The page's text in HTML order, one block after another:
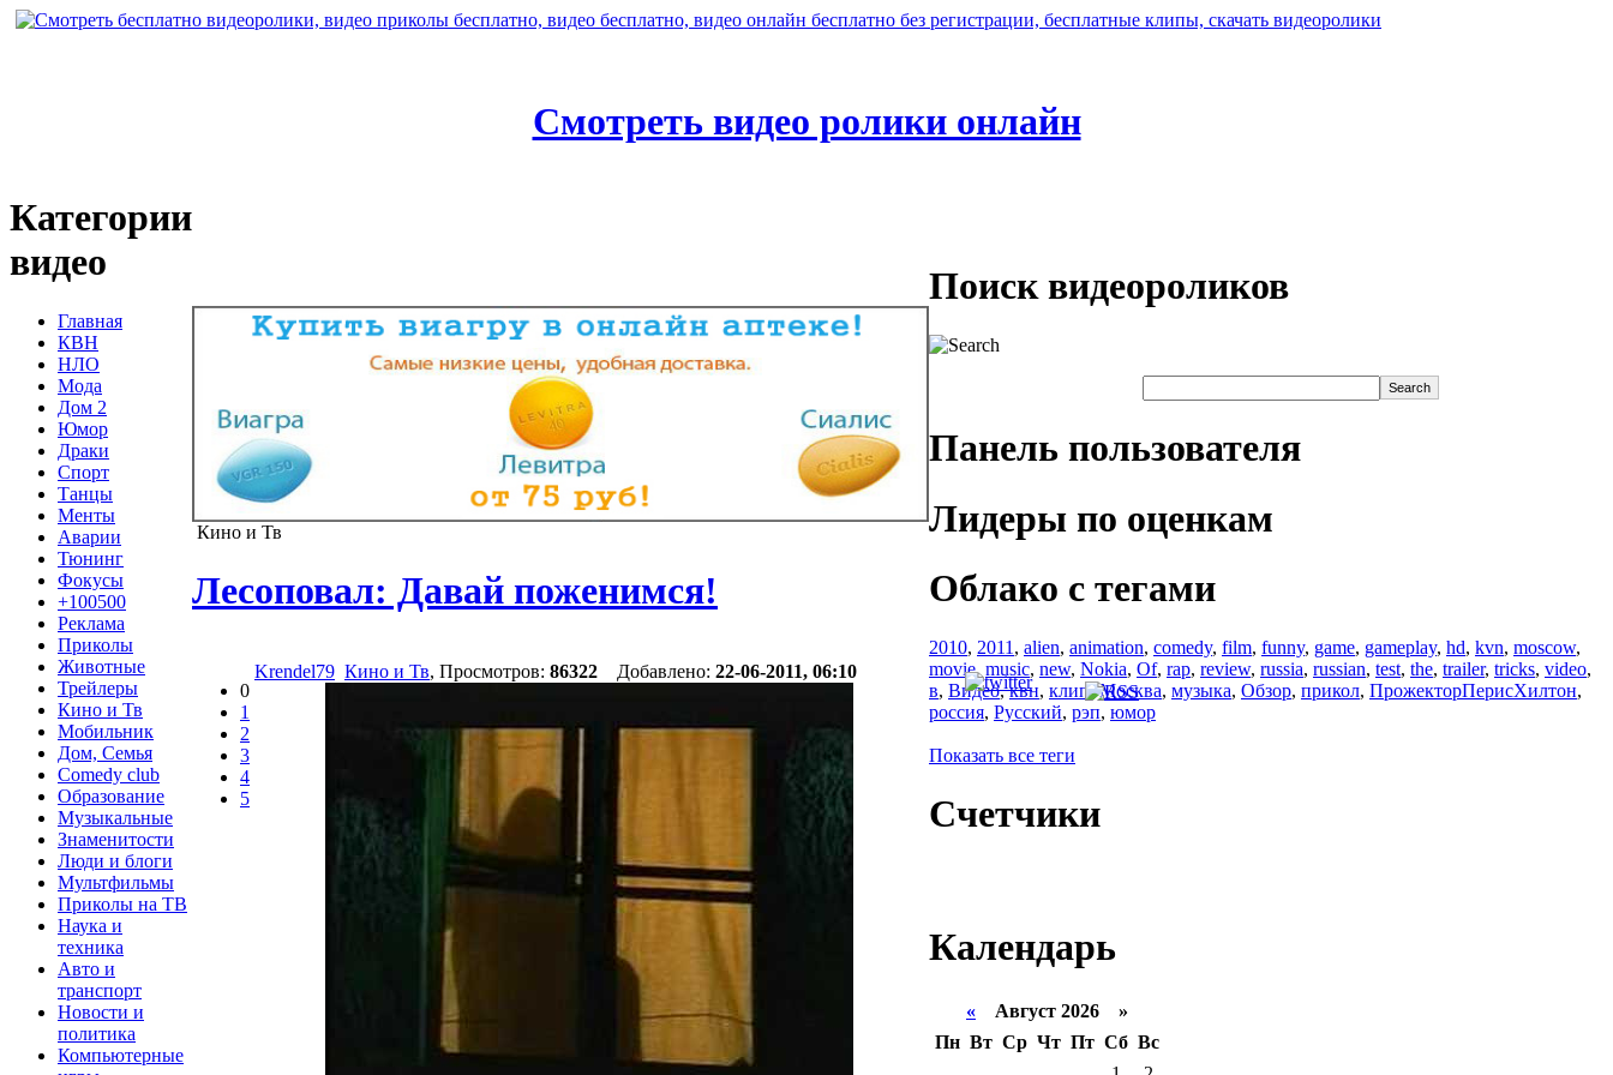
Смотреть видео ролики онлайн
Категории
видео
Главная
КВН
НЛО
Мода
Дом 2
Юмор
Драки
Спорт
Танцы
Менты
Аварии
Тюнинг
Фокусы
+100500
Реклама
Приколы
Животные
Трейлеры
Кино и Тв
Мобильник
Дом, Семья
Comedy club
Образование
Музыкальные
Знаменитости
Люди и блоги
Мультфильмы
Приколы на ТВ
Наука и
техника
Авто и
транспорт
Новости и
политика
Компьютерные
Кино и Тв
Лесоповал: Давай поженимся!
0
1
2
3
4
5
Krendel79 Кино и Тв, Просмотров: 86322 Добавлено: 22-06-2011, 06:10
Поиск видеороликов
Панель пользователя
Лидеры по оценкам
Облако с тегами
2010, 2011 , alien, animation, comedy, film, funny, game, gameplay, hd, kvn, moscow,
movie, music, new, Nokia, Of, rap, review, russia, russian, test, the, trailer, tricks, video,
в, Видео,квн, клип,Москва, музыка, Обзор, прикол, ПрожекторПерисХилтон,
россия, Русский, рэп, юмор
Показать все теги
Счетчики
Календарь
« Август 2026 »
Пн Вт Ср Чт Пт Сб Вс